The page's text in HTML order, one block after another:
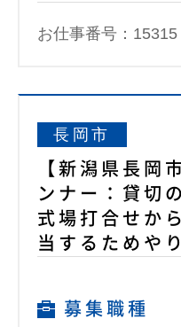
お仕事番号：15315
長岡市
【新潟県長岡
ンナー：貸切
式場打合せか
当するためや
募集職種